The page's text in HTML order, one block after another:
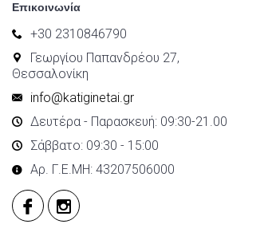
Επικοινωνία
+30 2310846790
Γεωργίου Παπανδρέου 27,
Θεσσαλονίκη
info@katiginetai.gr
Δευτέρα - Παρασκευή: 09:30-21.00
Σάββατο: 09:30 - 15:00
Αρ. Γ.Ε.ΜΗ: 43207506000